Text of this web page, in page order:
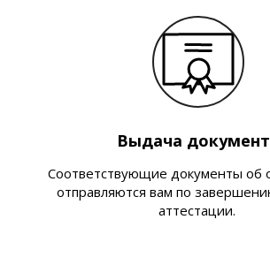
Выдача
Соответствующие документы об
отправляются вам по
аттестации.